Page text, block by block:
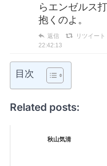
らエンゼルス
抱くのよ。
返信 リツイート
22:42:13
目次
Related posts:
秋山気清